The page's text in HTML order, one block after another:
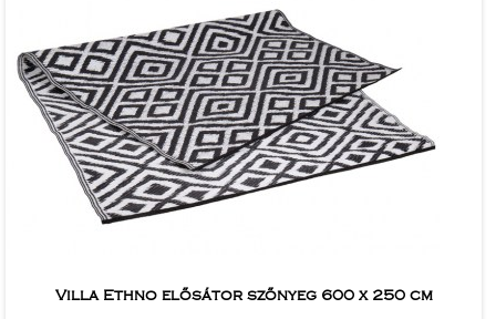
Villa Ethno elősátor szőnyeg 600 x 250 cm